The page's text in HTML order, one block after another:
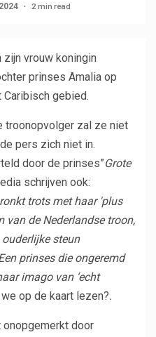
2 min read
zijn vrouw koningin
prinses Amalia op
gebied.
troonopvolger zal ze niet
pers zich niet in.
door de prinses”Grote
schrijven ook:
trots met haar 'plus
van de Nederlandse troon,
steun
prinses die ongeremd
imago van ‘echt
we op de kaart lezen?.
onopgemerkt door